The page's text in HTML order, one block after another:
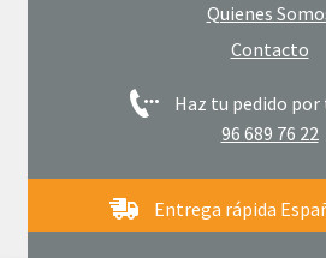
Quienes
Contacto
Haz tu pedido
96 689 76 22
Entrega rápida